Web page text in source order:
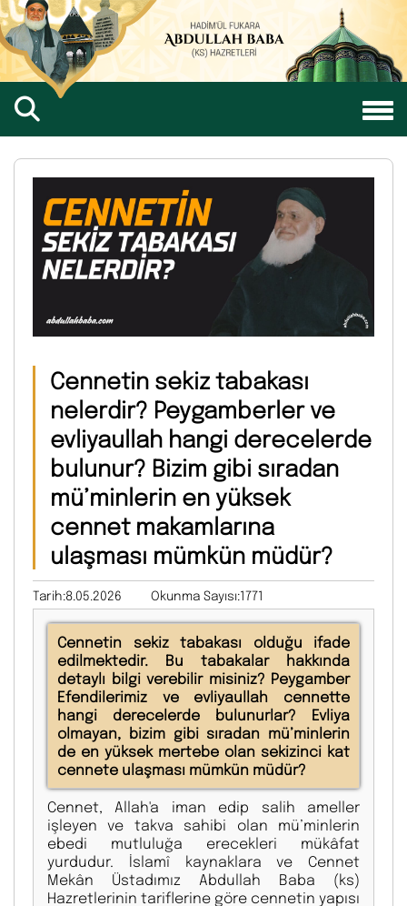
Cennetin sekiz tabakası
nelerdir? Peygamberler ve
evliyaullah hangi derecelerde
bulunur? Bizim gibi sıradan
mü’minlerin en yüksek
cennet makamlarına
ulaşması mümkün müdür?
Tarih:8.05.2026 Okunma Sayısı:1771
Cennetin sekiz tabakası olduğu ifade
edilmektedir. Bu tabakalar hakkında
detaylı bilgi verebilir misiniz? Peygamber
Efendilerimiz ve evliyaullah cennette
hangi derecelerde bulunurlar? Evliya
olmayan, bizim gibi sıradan mü’minlerin
de en yüksek mertebe olan sekizinci kat
cennete ulaşması mümkün müdür?
Cennet, Allah'a iman edip salih ameller
işleyen ve takva sahibi olan mü’minlerin
ebedi mutluluğa erecekleri mükâfat
yurdudur. İslamî kaynaklara ve Cennet
Mekân Üstadımız Abdullah Baba (ks)
Hazretlerinin tariflerine göre cennetin yapısı